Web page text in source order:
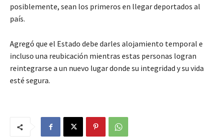
posiblemente, sean los primeros en llegar deportados al
país.
Agregó que el Estado debe darles alojamiento temporal e
incluso una reubicación mientras estas personas logran
reintegrarse a un nuevo lugar donde su integridad y su vida
esté segura.